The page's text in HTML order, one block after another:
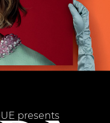
presents